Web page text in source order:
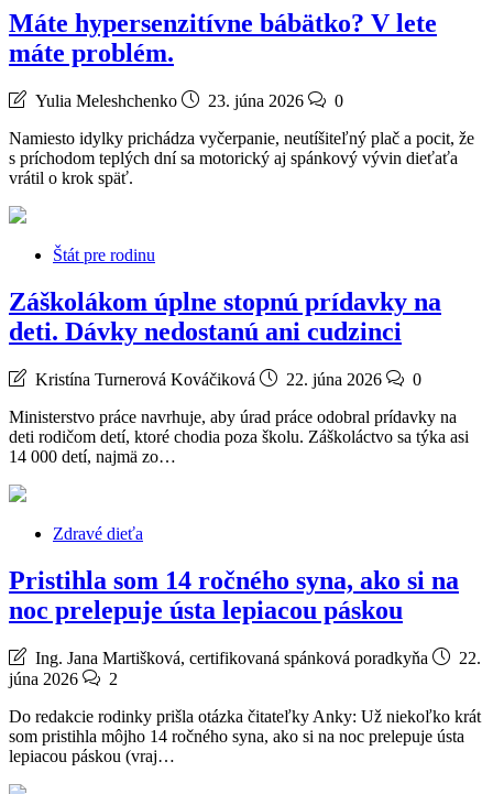
Máte hypersenzitívne bábätko? V lete
máte problém.
Yulia Meleshchenko 23. júna 2026
0
Namiesto idylky prichádza vyčerpanie, neutíšiteľný plač a pocit, že
s príchodom teplých dní sa motorický aj spánkový vývin dieťaťa
vrátil o krok späť.
Štát pre rodinu
Záškolákom úplne stopnú prídavky na
deti. Dávky nedostanú ani cudzinci
Kristína Turnerová Kováčiková 22. júna 2026
0
Ministerstvo práce navrhuje, aby úrad práce odobral prídavky na
deti rodičom detí, ktoré chodia poza školu. Záškoláctvo sa týka asi
14 000 detí, najmä zo…
Zdravé dieťa
Pristihla som 14 ročného syna, ako si na
noc prelepuje ústa lepiacou páskou
Ing. Jana Martišková, certifikovaná spánková poradkyňa
22.
júna 2026
2
Do redakcie rodinky prišla otázka čitateľky Anky: Už niekoľko krát
som pristihla môjho 14 ročného syna, ako si na noc prelepuje ústa
lepiacou páskou (vraj…